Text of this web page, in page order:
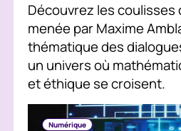
Découvrez les coulisses
menée par Maxime
thématique des
un univers où
et éthique se croisent.
Numérique